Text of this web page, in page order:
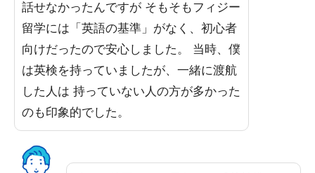
話せなかったんですが そもそもフィジー
留学には「英語の基準」がなく、初心者
向けだったので安心しました。 当時、僕
は英検を持っていましたが、一緒に渡航
した人は 持っていない人の方が多かった
のも印象的でした。